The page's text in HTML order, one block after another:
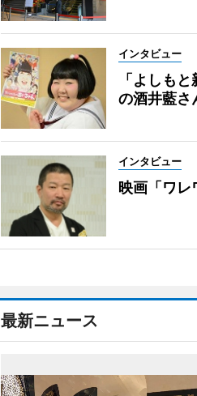
インタビュー
「よしも
の酒井藍さ
インタビュー
映画「ワ
最新ニュース